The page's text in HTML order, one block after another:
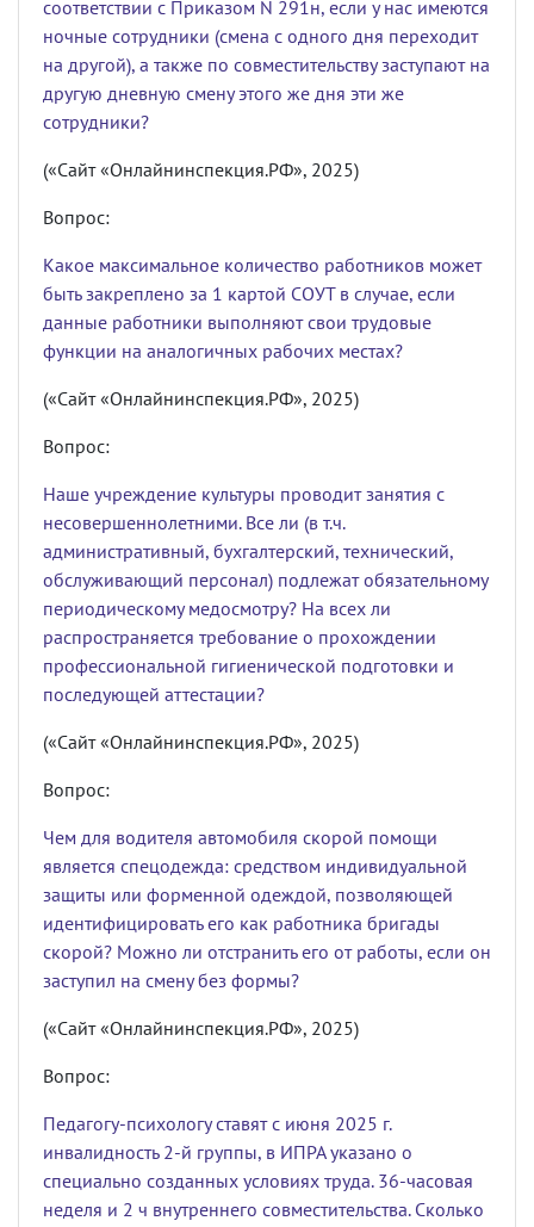
соответствии с Приказом N 291н, если у нас имеются
ночные сотрудники (смена с одного дня переходит
на другой), а также по совместительству заступают на
другую дневную смену этого же дня эти же
сотрудники?
(«Сайт «Онлайнинспекция.РФ», 2025)
Вопрос:
Какое максимальное количество работников может
быть закреплено за 1 картой СОУТ в случае, если
данные работники выполняют свои трудовые
функции на аналогичных рабочих местах?
(«Сайт «Онлайнинспекция.РФ», 2025)
Вопрос:
Наше учреждение культуры проводит занятия с
несовершеннолетними. Все ли (в т.ч.
административный, бухгалтерский, технический,
обслуживающий персонал) подлежат обязательному
периодическому медосмотру? На всех ли
распространяется требование о прохождении
профессиональной гигиенической подготовки и
последующей аттестации?
(«Сайт «Онлайнинспекция.РФ», 2025)
Вопрос:
Чем для водителя автомобиля скорой помощи
является спецодежда: средством индивидуальной
защиты или форменной одеждой, позволяющей
идентифицировать его как работника бригады
скорой? Можно ли отстранить его от работы, если он
заступил на смену без формы?
(«Сайт «Онлайнинспекция.РФ», 2025)
Вопрос:
Педагогу-психологу ставят с июня 2025 г.
инвалидность 2-й группы, в ИПРА указано о
специально созданных условиях труда. 36-часовая
неделя и 2 ч внутреннего совместительства. Сколько